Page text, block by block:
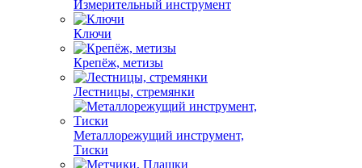
Измерительный инструмент
Ключи
Крепёж, метизы
Лестницы, стремянки
Металлорежущий инструмент,
Тиски